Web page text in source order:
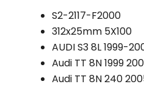
S2-2117-F2000
312x25mm 5X100
AUDI S3 8L 1999-
Audi TT 8N 1999
Audi TT 8N 240